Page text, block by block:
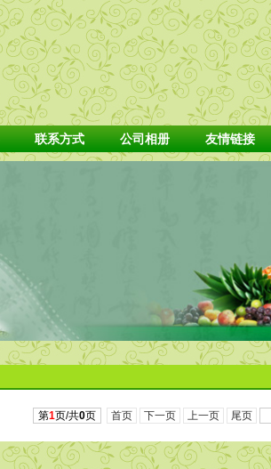
联系方式 公司相册 友情链接
第1页/共0页 首页 下一页 上一页 尾页